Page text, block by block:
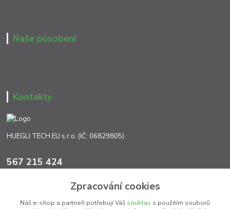
Naše působení
Kontakty
HUEGLI TECH EU s.r.o. (IČ: 06829805)
567 215 424
Zpracování cookies
Náš e-shop a partneři potřebují Váš souhlas s použitím souborů